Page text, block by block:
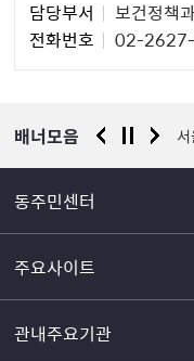
자
담당부서
보건정책
전화번호
02-
배너모음
경찰청 유실물 통합포털
동주민센터
주요사이트
관내주요기관